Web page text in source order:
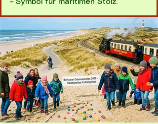
– Symbol für maritimen Stolz.